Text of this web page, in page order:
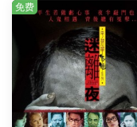
免费